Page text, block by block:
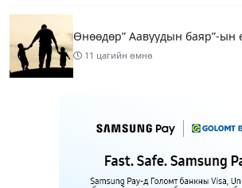
Өнөөдөр” Аавуудын баяр”-ын
11 цагийн өмнө
Улаанбаатарт 31 хэм дулаан
13 цагийн өмнө